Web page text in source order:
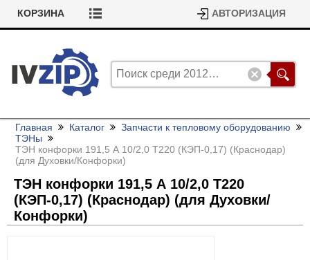
КОРЗИНА АВТОРИЗАЦИЯ
Главная Каталог
Запчасти к тепловому оборудованию
ТЭНы
ТЭН конфорки 191,5 А 10/2,0 Т220 (КЭП-0,17) (Краснодар)
(для Духовки/Конфорки)
ТЭН конфорки 191,5 А 10/2,0 Т220
(КЭП-0,17) (Краснодар) (для Духовки/
Конфорки)